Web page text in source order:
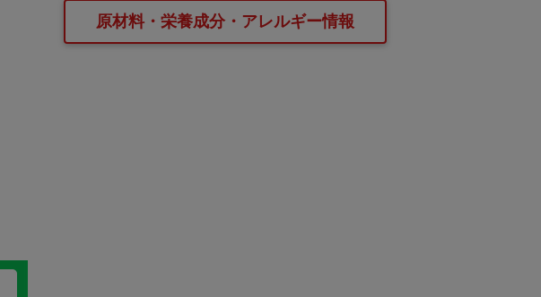
原材料・栄養成分・アレルギー情報